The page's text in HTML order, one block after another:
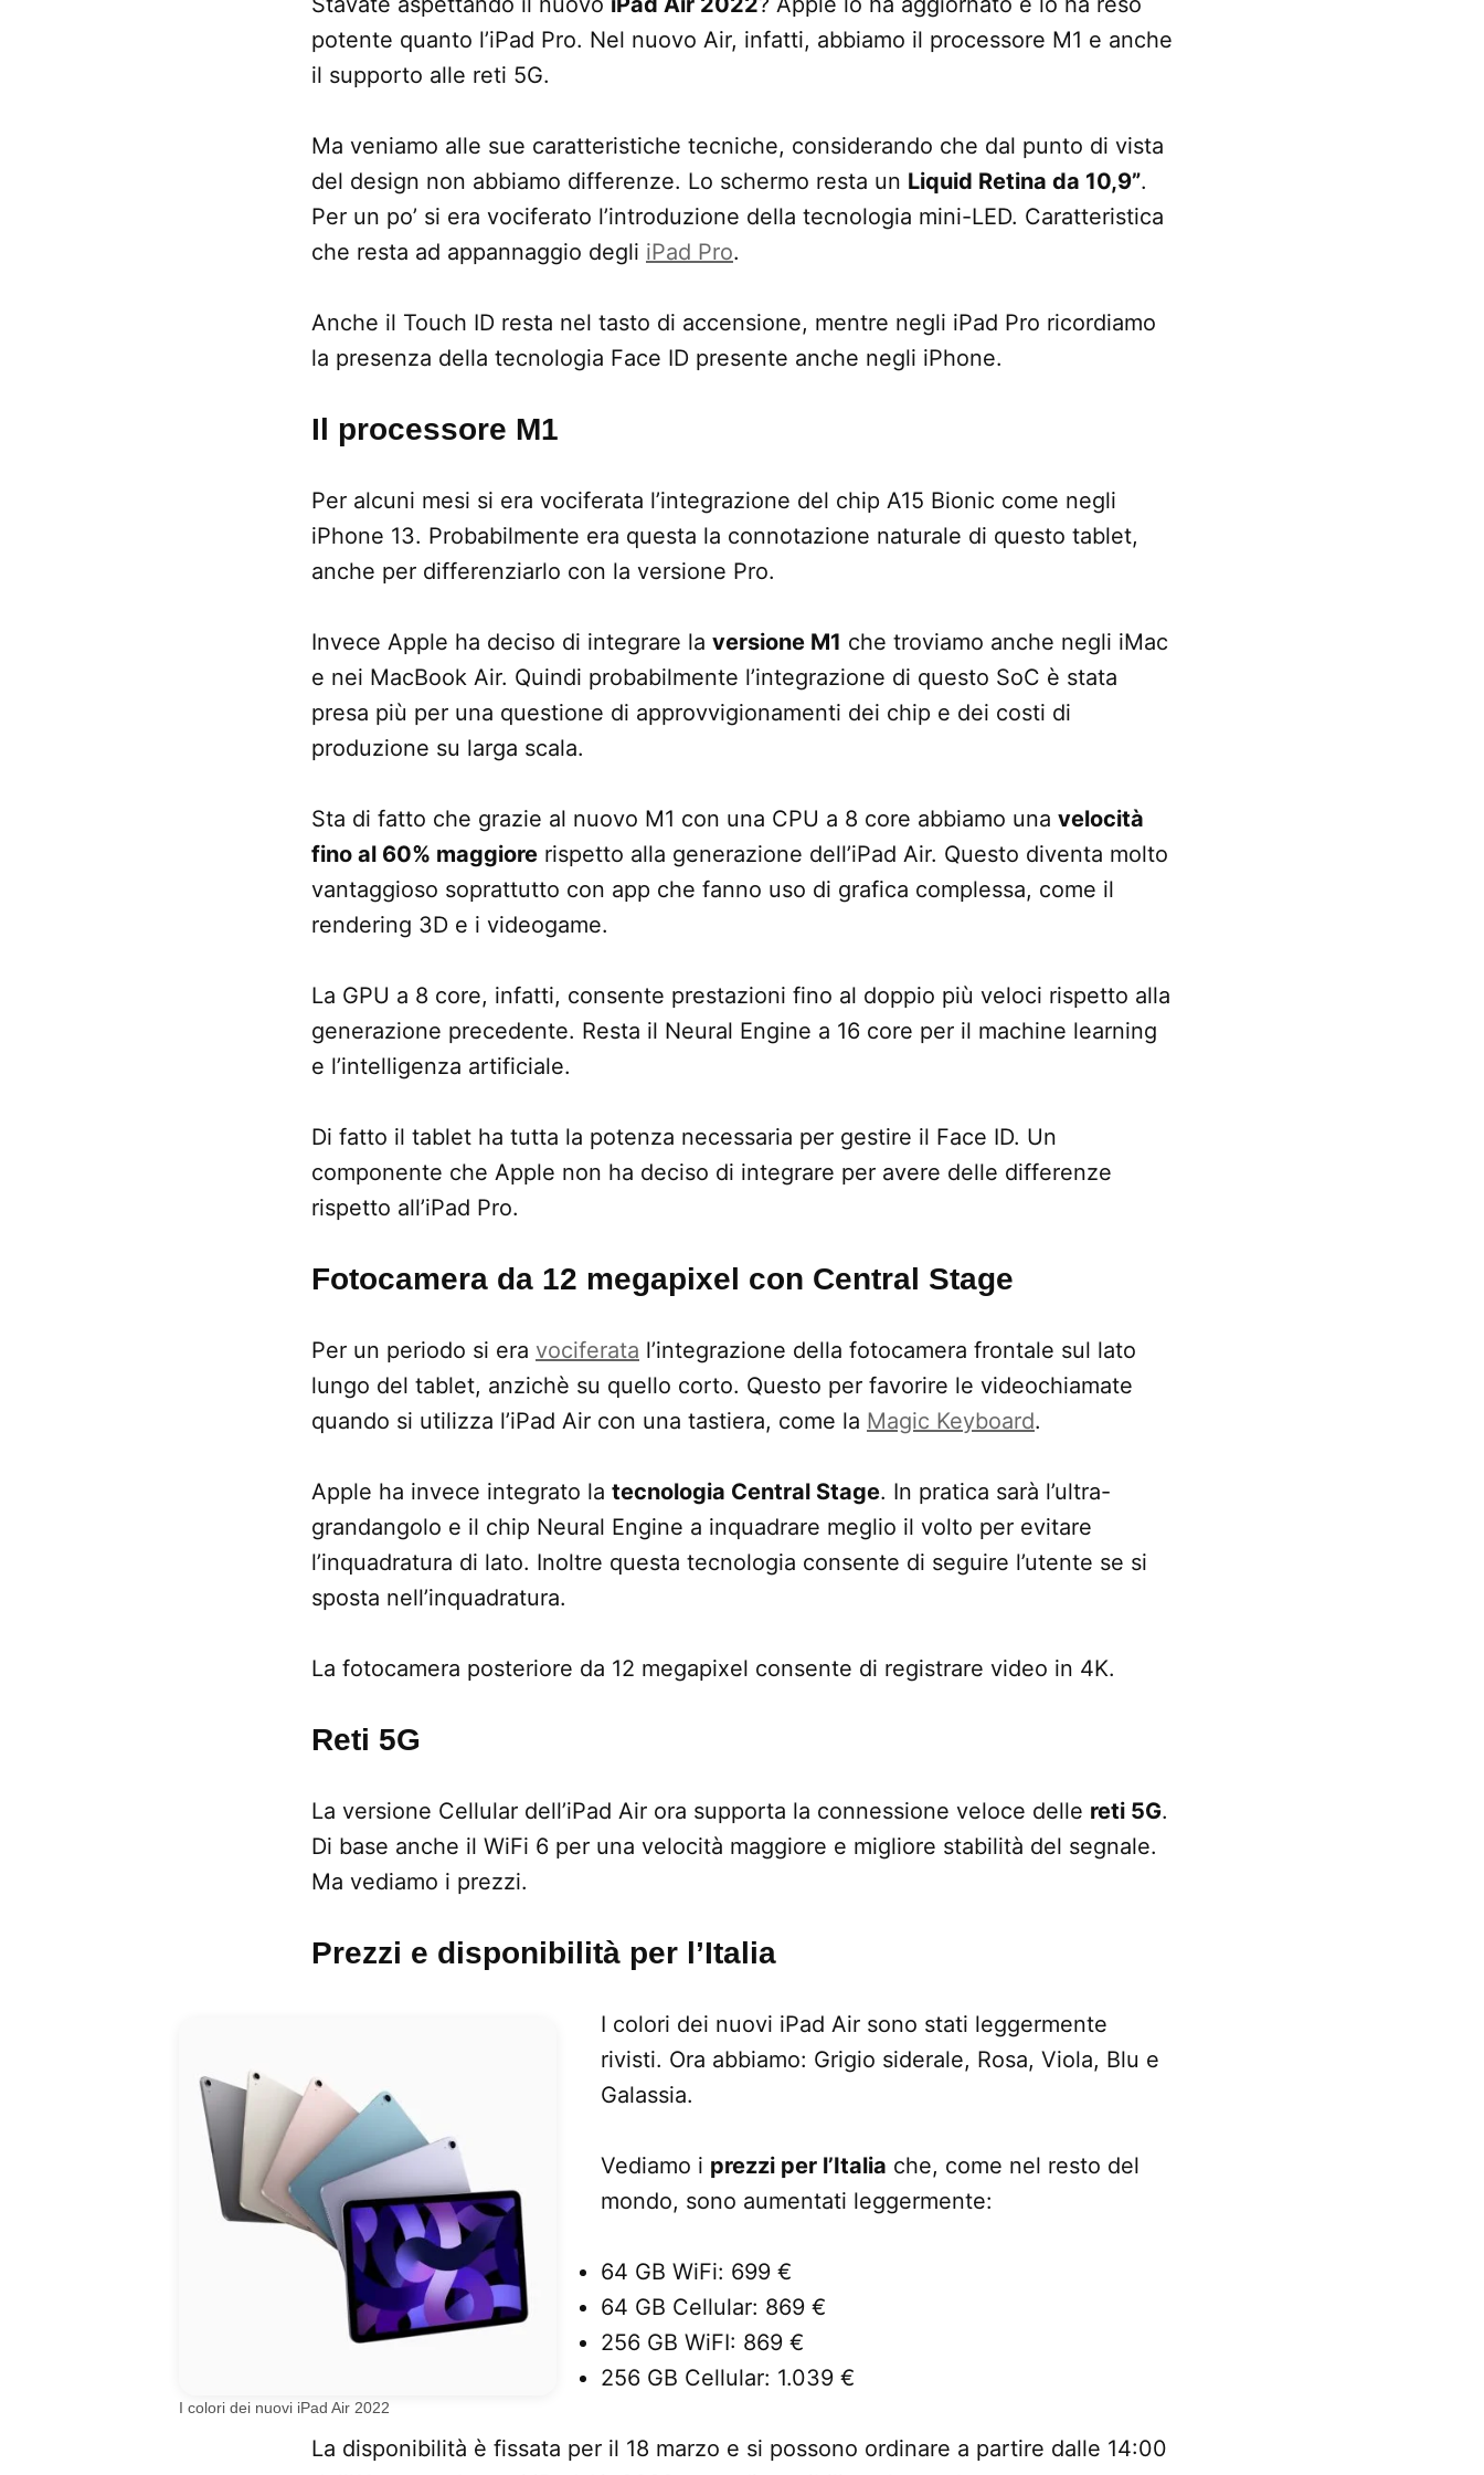
potente quanto l’iPad Pro. Nel nuovo Air, infatti, abbiamo il processore M1 e anche
il supporto alle reti 5G.
Ma veniamo alle sue caratteristiche tecniche, considerando che dal punto di vista
del design non abbiamo differenze. Lo schermo resta un Liquid Retina da 10,9”.
Per un po’ si era vociferato l’introduzione della tecnologia mini-LED. Caratteristica
che resta ad appannaggio degli iPad Pro.
Anche il Touch ID resta nel tasto di accensione, mentre negli iPad Pro ricordiamo
la presenza della tecnologia Face ID presente anche negli iPhone.
Il processore M1
Per alcuni mesi si era vociferata l’integrazione del chip A15 Bionic come negli
iPhone 13. Probabilmente era questa la connotazione naturale di questo tablet,
anche per differenziarlo con la versione Pro.
Invece Apple ha deciso di integrare la versione M1 che troviamo anche negli iMac
e nei MacBook Air. Quindi probabilmente l’integrazione di questo SoC è stata
presa più per una questione di approvvigionamenti dei chip e dei costi di
produzione su larga scala.
Sta di fatto che grazie al nuovo M1 con una CPU a 8 core abbiamo una velocità
fino al 60% maggiore rispetto alla generazione dell’iPad Air. Questo diventa molto
vantaggioso soprattutto con app che fanno uso di grafica complessa, come il
rendering 3D e i videogame.
La GPU a 8 core, infatti, consente prestazioni fino al doppio più veloci rispetto alla
generazione precedente. Resta il Neural Engine a 16 core per il machine learning
e l’intelligenza artificiale.
Di fatto il tablet ha tutta la potenza necessaria per gestire il Face ID. Un
componente che Apple non ha deciso di integrare per avere delle differenze
rispetto all’iPad Pro.
Fotocamera da 12 megapixel con Central Stage
Per un periodo si era vociferata l’integrazione della fotocamera frontale sul lato
lungo del tablet, anzichè su quello corto. Questo per favorire le videochiamate
quando si utilizza l’iPad Air con una tastiera, come la Magic Keyboard.
Apple ha invece integrato la tecnologia Central Stage. In pratica sarà l’ultra-
grandangolo e il chip Neural Engine a inquadrare meglio il volto per evitare
l’inquadratura di lato. Inoltre questa tecnologia consente di seguire l’utente se si
sposta nell’inquadratura.
La fotocamera posteriore da 12 megapixel consente di registrare video in 4K.
Reti 5G
La versione Cellular dell’iPad Air ora supporta la connessione veloce delle reti 5G.
Di base anche il WiFi 6 per una velocità maggiore e migliore stabilità del segnale.
Ma vediamo i prezzi.
Prezzi e disponibilità per l’Italia
I colori dei nuovi iPad Air 2022
I colori dei nuovi iPad Air sono stati leggermente
rivisti. Ora abbiamo: Grigio siderale, Rosa, Viola, Blu e
Galassia.
Vediamo i prezzi per l’Italia che, come nel resto del
mondo, sono aumentati leggermente:
64 GB WiFi: 699 €
64 GB Cellular: 869 €
256 GB WiFI: 869 €
256 GB Cellular: 1.039 €
La disponibilità è fissata per il 18 marzo e si possono ordinare a partire dalle 14:00